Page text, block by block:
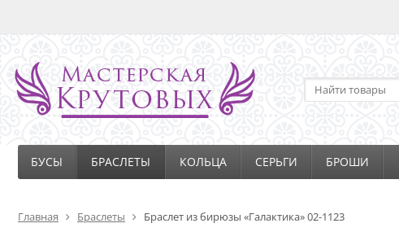
БУСЫ БРАСЛЕТЫ КОЛЬЦА СЕРЬГИ БРОШИ
Главная Браслеты Браслет из бирюзы «Галактика» 02-1123